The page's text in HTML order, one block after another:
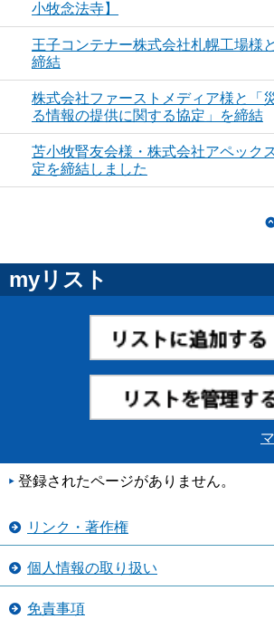
小牧念法寺】
王子コンテナー株式会社札幌工場様
締結
株式会社ファーストメディア様と「
る情報の提供に関する協定」を締結
苫小牧腎友会様・株式会社アペック
定を締結しました
myリスト
登録されたページがありません。
リンク・著作権
個人情報の取り扱い
免責事項